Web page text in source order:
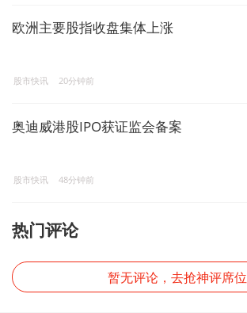
欧洲主要股指收盘集体上涨
股市快讯 20分钟前
奥迪威港股IPO获证监会备案
股市快讯 48分钟前
热门评论
暂无评论，去抢神评席位